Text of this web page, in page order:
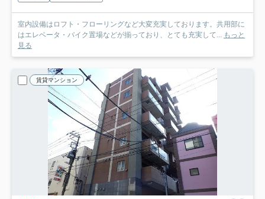
室内設備はロフト・フローリングなど大変充実しております。共用部に
はエレベータ・バイク置場などが揃っており、とても充実して... もっと
見る
賃貸マンション